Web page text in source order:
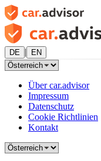
DE | EN
Über car.advisor
Impressum
Datenschutz
Cookie Richtlinien
Kontakt